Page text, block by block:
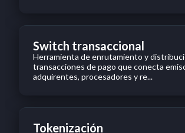
Switch transaccional
Herramienta de enrutamiento y
transacciones de pago que conecta
adquirentes, procesadores y re...
Tokenización